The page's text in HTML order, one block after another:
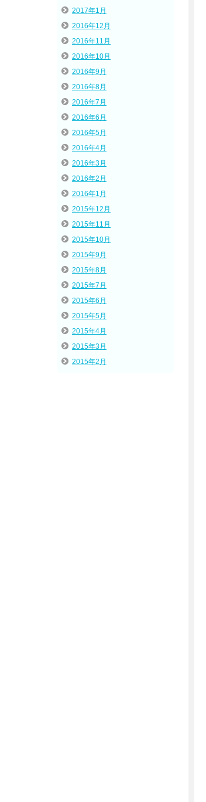
2017年1月
2016年12月
2016年11月
2016年10月
2016年9月
2016年8月
2016年7月
2016年6月
2016年5月
2016年4月
2016年3月
2016年2月
2016年1月
2015年12月
2015年11月
2015年10月
2015年9月
2015年8月
2015年7月
2015年6月
2015年5月
2015年4月
2015年3月
2015年2月